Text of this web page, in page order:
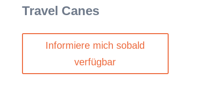
Travel Canes
Informiere mich sobald
verfügbar